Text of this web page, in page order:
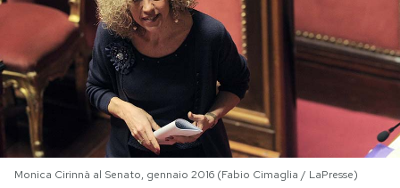
PODCAST
NEWSLETTER
I MIEI PREFERITI
Monica Cirinnà al Senato, gennaio 2016 (Fabio Cimaglia / LaPresse)